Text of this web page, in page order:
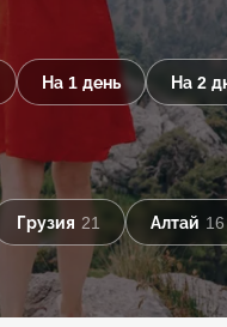
На 1 день На 2
Грузия 21 Алтай 16